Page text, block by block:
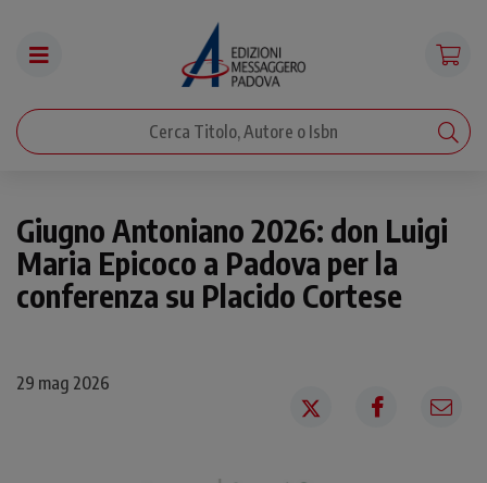
Giugno Antoniano 2026: don Luigi
Maria Epicoco a Padova per la
conferenza su Placido Cortese
29 mag 2026